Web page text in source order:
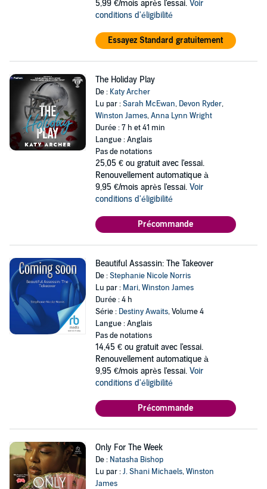
5,99 €/mois après l'essai. Voir
conditions d'éligibilité
Essayez Standard gratuitement
The Holiday Play
De : Katy Archer
Lu par :Sarah McEwan, Devon Ryder,
Winston James,Anna Lynn Wright
Durée : 7 h et 41 min
Langue : Anglais
Pas de notations
25,05 € ou gratuit avec l'essai.
Renouvellement automatique à
9,95 €/mois après l'essai. Voir
conditions d'éligibilité
Précommande
Beautiful Assassin: The Takeover
De :Stephanie Nicole Norris
Lu par : Mari,Winston James
Durée : 4 h
Série : Destiny Awaits, Volume 4
Langue : Anglais
Pas de notations
14,45 € ou gratuit avec l'essai.
Renouvellement automatique à
9,95 €/mois après l'essai. Voir
conditions d'éligibilité
Précommande
Only For The Week
De : Natasha Bishop
Lu par :J. Shani Michaels,Winston
James